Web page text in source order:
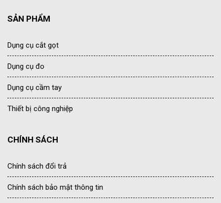
SẢN PHẨM
Dụng cụ cắt gọt
Dụng cụ đo
Dụng cụ cầm tay
Thiết bị công nghiệp
CHÍNH SÁCH
Chính sách đổi trả
Chính sách bảo mật thông tin